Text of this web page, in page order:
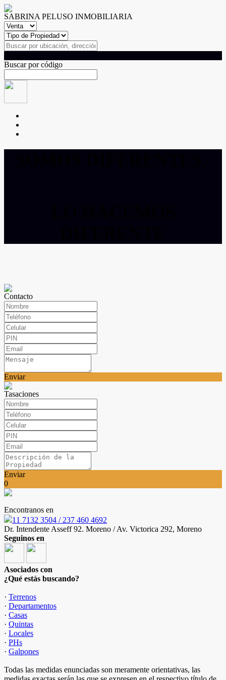
SABRINA PELUSO INMOBILIARIA
Buscar por código
Contacto
Enviar
Tasaciones
Enviar
0
Encontranos en
11 7132 3504 / 237 460 4692
Dr. Intendente Asseff 92. Moreno / Av. Victorica 292, Moreno
Seguinos en
Asociados con
¿Qué estás buscando?
· Terrenos
· Departamentos
· Casas
· Quintas
· Locales
· PHs
· Galpones
Todas las medidas enunciadas son meramente orientativas, las